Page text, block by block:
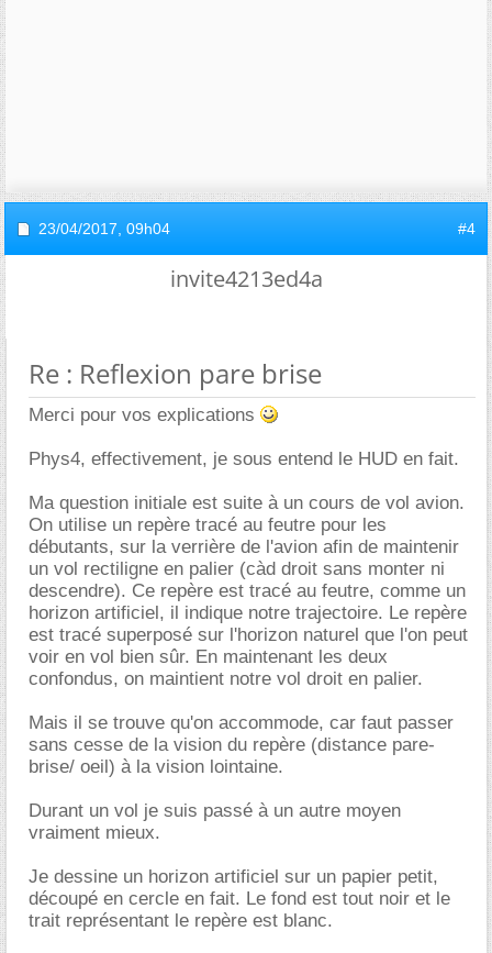
23/04/2017, 09h04 #4
invite4213ed4a
Re : Reflexion pare brise
Merci pour vos explications
Phys4, effectivement, je sous entend le HUD en fait.
Ma question initiale est suite à un cours de vol avion.
On utilise un repère tracé au feutre pour les
débutants, sur la verrière de l'avion afin de maintenir
un vol rectiligne en palier (càd droit sans monter ni
descendre). Ce repère est tracé au feutre, comme un
horizon artificiel, il indique notre trajectoire. Le repère
est tracé superposé sur l'horizon naturel que l'on peut
voir en vol bien sûr. En maintenant les deux
confondus, on maintient notre vol droit en palier.
Mais il se trouve qu'on accommode, car faut passer
sans cesse de la vision du repère (distance pare-
brise/ oeil) à la vision lointaine.
Durant un vol je suis passé à un autre moyen
vraiment mieux.
Je dessine un horizon artificiel sur un papier petit,
découpé en cercle en fait. Le fond est tout noir et le
trait représentant le repère est blanc.